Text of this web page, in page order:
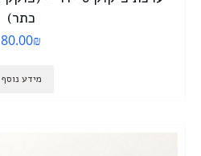
כתר)
80.00₪
מידע נוסף